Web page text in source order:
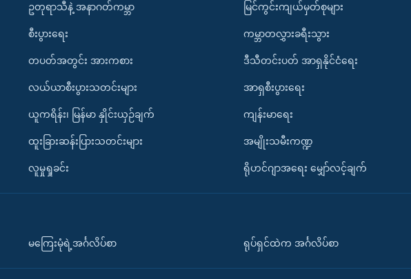
ဥတုရာသီနဲ့ အနာဂတ်ကမ္ဘာ
စီးပွားရေး
တပတ်အတွင်း အားကစား
လယ်ယာစီးပွားသတင်းများ
ယူကရိန်း၊ မြန်မာ နှိုင်းယှဉ်ချက်
ထူးခြားဆန်းပြားသတင်းများ
လူမှုရှုခင်း
မြင်ကွင်းကျယ်မှတ်စုများ
ကမ္ဘာတလွှားခရီးသွား
ဒီသီတင်းပတ် အာရှနိုင်ငံရေး
အာရှစီးပွားရေး
ကျန်းမာရေး
အမျိုးသမီးကဏ္ဍ
ရိုဟင်ဂျာအရေး မျှော်လင့်ချက်
မကြေးမုံရဲ့အင်္ဂလိပ်စာ ရုပ်ရှင်ထဲက အင်္ဂလိပ်စာ